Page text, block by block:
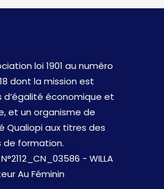
loi 1901 au numéro
dont la mission est
d’égalité économique et
et un organisme de
Qualiopi aux titres des
de formation.
- WILLA
Au Féminin